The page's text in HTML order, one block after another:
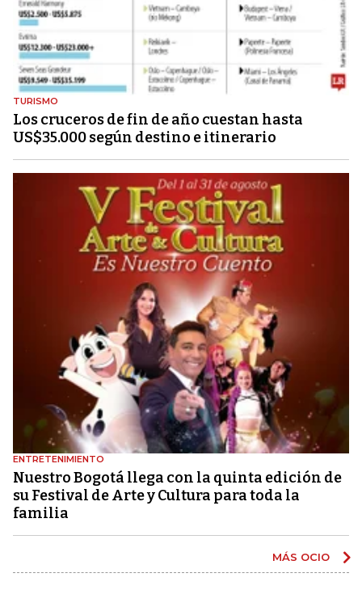
TURISMO
Los cruceros de fin de año cuestan hasta
US$35.000 según destino e itinerario
ENTRETENIMIENTO
Nuestro Bogotá llega con la quinta edición de
su Festival de Arte y Cultura para toda la
familia
MÁS OCIO